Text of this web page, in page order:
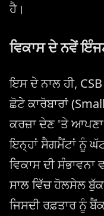
ਹੈ।
ਵਿਕਾਸ ਦੇ ਨਵੇਂ
ਇਸ ਦੇ ਨਾਲ ਹੀ,
ਛੋਟੇ ਕਾਰੋਬਾਰਾਂ
ਕਰਜ਼ਾ ਦੇਣ 'ਤੇ ਆਪਣਾ
ਇਨ੍ਹਾਂ ਸੈਗਮੈਂਟਾਂ ਨੂੰ
ਵਿਕਾਸ ਦੀ ਸੰਭਾਵਨਾ
ਸਾਲ ਵਿੱਚ ਹੋਲਸੇਲ
ਜਿਸਦੀ ਰਫ਼ਤਾਰ ਨੂੰ